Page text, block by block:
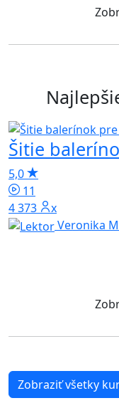
Šitie
5,0
11
4 373x
Veronika
Zobraziť všetky